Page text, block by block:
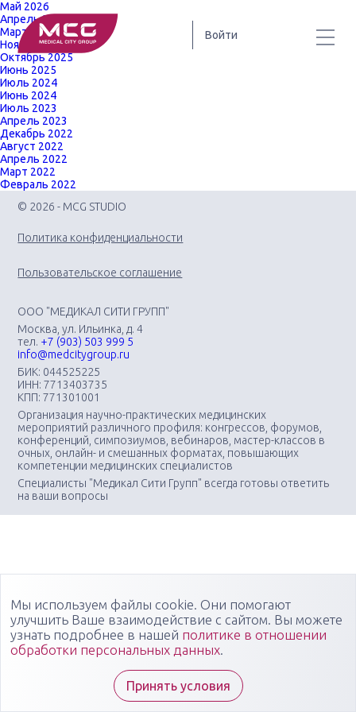
Войти
Май 2026
Апрель 2026
Март 2026
Ноябрь 2025
Октябрь 2025
Июнь 2025
Июль 2024
Июнь 2024
Июль 2023
Апрель 2023
Декабрь 2022
Август 2022
Апрель 2022
Март 2022
Февраль 2022
© 2026 - MCG STUDIO
Политика конфиденциальности
Пользовательское соглашение
ООО "МЕДИКАЛ СИТИ ГРУПП"
Москва, ул. Ильинка, д. 4
тел. +7 (903) 503 999 5
info@medcitygroup.ru
БИК: 044525225
ИНН: 7713403735
КПП: 771301001
Организация научно-практических медицинских
мероприятий различного профиля: конгрессов, форумов,
конференций, симпозиумов, вебинаров, мастер-классов в
очных, онлайн- и смешанных форматах, повышающих
компетенции медицинских специалистов
Специалисты "Медикал Сити Групп" всегда готовы ответить
на ваши вопросы
Мы используем файлы cookie. Они помогают
улучшить Ваше взаимодействие с сайтом. Вы можете
узнать подробнее в нашей политике в отношении
обработки персональных данных.
Принять условия